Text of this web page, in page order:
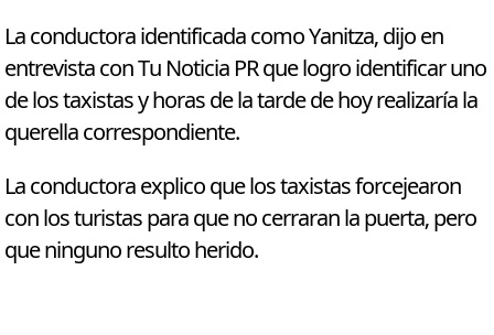
La conductora identificada como Yanitza, dijo en
entrevista con Tu Noticia PR que logro identificar uno
de los taxistas y horas de la tarde de hoy realizaría la
querella correspondiente.
La conductora explico que los taxistas forcejearon
con los turistas para que no cerraran la puerta, pero
que ninguno resulto herido.